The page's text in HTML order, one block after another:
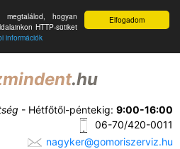
Elfogadom
megtalálod, hogyan
HTTP-sütiket
információk
.hu
- Hétfőtől-péntekig: 9:00-16:00
06-70/420-0011
nagyker@gomoriszerviz.hu